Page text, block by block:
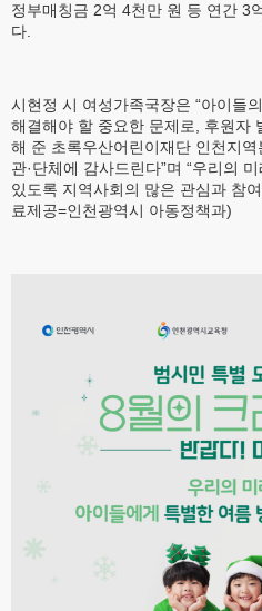
정부매칭금 2억 4천만 원 등 연간 3
다.
시현정 시 여성가족국장은 “아이들
해결해야 할 중요한 문제로, 후원자
해 준 초록우산어린이재단 인천지
관·단체에 감사드린다”며 “우리의
있도록 지역사회의 많은 관심과 참
료제공=인천광역시 아동정책과)